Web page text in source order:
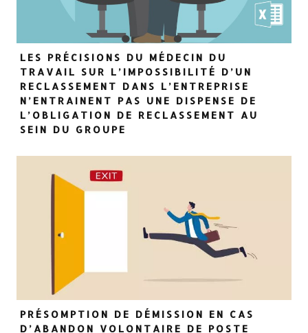
LES PRÉCISIONS DU MÉDECIN DU
TRAVAIL SUR L’IMPOSSIBILITÉ D’UN
RECLASSEMENT DANS L’ENTREPRISE
N’ENTRAINENT PAS UNE DISPENSE DE
L’OBLIGATION DE RECLASSEMENT AU
SEIN DU GROUPE
PRÉSOMPTION DE DÉMISSION EN CAS
D’ABANDON VOLONTAIRE DE POSTE